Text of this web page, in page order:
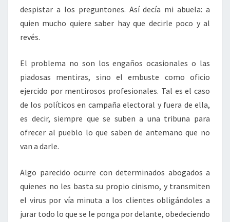
despistar a los preguntones. Así decía mi abuela: a
quien mucho quiere saber hay que decirle poco y al
revés.
El problema no son los engaños ocasionales o las
piadosas mentiras, sino el embuste como oficio
ejercido por mentirosos profesionales. Tal es el caso
de los políticos en campaña electoral y fuera de ella,
es decir, siempre que se suben a una tribuna para
ofrecer al pueblo lo que saben de antemano que no
van a darle.
Algo parecido ocurre con determinados abogados a
quienes no les basta su propio cinismo, y transmiten
el virus por vía minuta a los clientes obligándoles a
jurar todo lo que se le ponga por delante, obedeciendo